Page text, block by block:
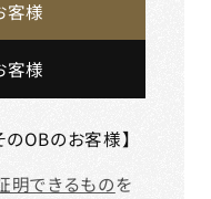
客様
客様
OBのお客様】
明できるものを